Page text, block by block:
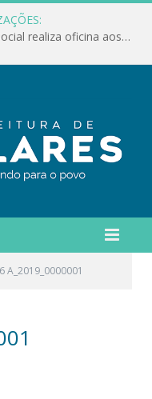
Conselho Municipal de Assistência Social realiza oficina aos servidores
A_2019_0000001